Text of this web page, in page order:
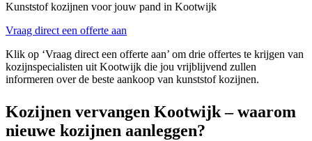
Kunststof kozijnen voor jouw pand in Kootwijk
Vraag direct een offerte aan
Klik op ‘Vraag direct een offerte aan’ om drie offertes te krijgen van
kozijnspecialisten uit Kootwijk die jou vrijblijvend zullen
informeren over de beste aankoop van kunststof kozijnen.
Kozijnen vervangen Kootwijk – waarom
nieuwe kozijnen aanleggen?